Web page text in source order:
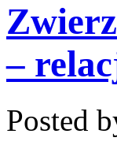
–
Posted